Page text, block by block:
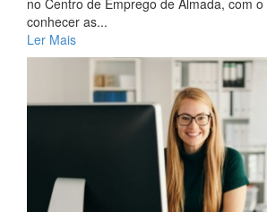
no Centro de Emprego de Almada, com
conhecer as...
Ler Mais